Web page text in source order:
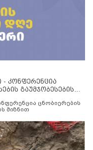
კონფერენცია
გაუმჯობესების
ცნობიერების
მიზნით